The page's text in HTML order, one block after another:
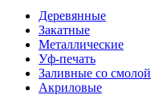
Деревянные
Закатные
Металлические
Уф-печать
Заливные со смолой
Акриловые